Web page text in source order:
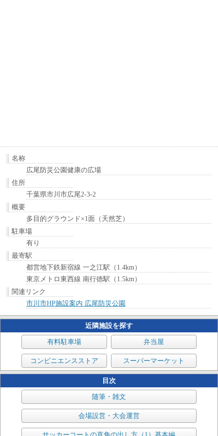
名称
広尾防災公園健康の広場
住所
千葉県市川市広尾2-3-2
概要
多目的グラウンド×1面（天然芝）
駐車場
有り
最寄駅
都営地下鉄新宿線 一之江駅（1.4km）
東京メトロ東西線 南行徳駅（1.5km）
関連リンク
市川市HP施設案内 広尾防災公園
近隣施設を探す
有料駐車場 弁当屋
コンビニエンスストア スーパーマーケット
目次
随筆・雑文
会場設営・大会運営